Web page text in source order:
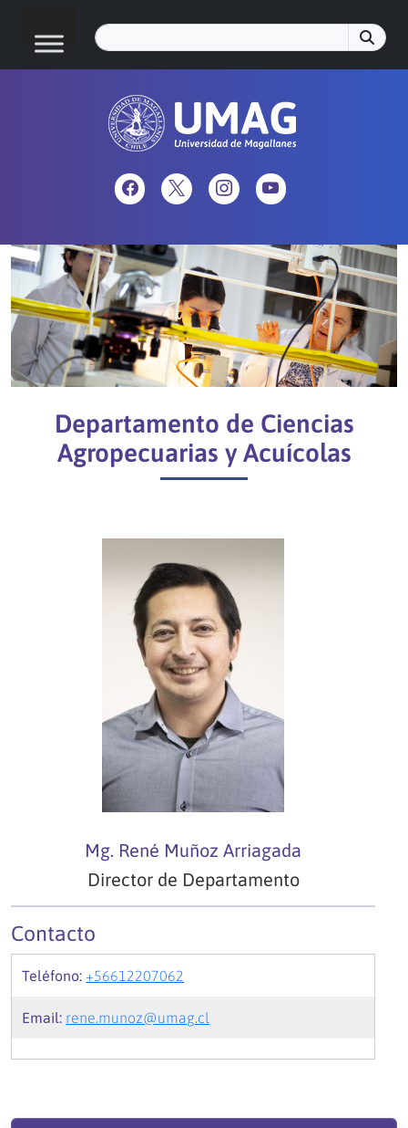
Departamento de Ciencias
Agropecuarias y Acuícolas
Mg. René Muñoz Arriagada
Director de Departamento
Contacto
Teléfono: +56612207062
Email: rene.munoz@umag.cl